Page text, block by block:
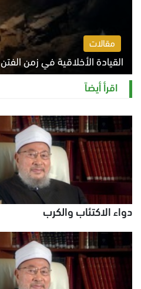
مقالات
القيادة الأخلاقية في زمن الفتن
الاثنين 10 أغسطس 2026 11:31 ص
اقرأ أيضاً
دواء الاكتئاب والكرب